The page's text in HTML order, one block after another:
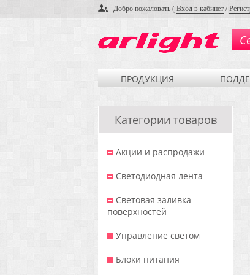
Добро пожаловать ( Вход в кабинет /
ПРОДУКЦИЯ
Категории товаров
Акции и распродажи
Светодиодная лента
Световая заливка
поверхностей
Управление светом
Блоки питания